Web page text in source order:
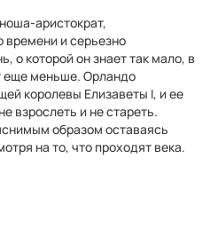
аристократ,
и серьезно
о которой он знает так мало, в
еще меньше. Орландо
королевы Елизаветы I, и ее
взрослеть и не стареть.
образом оставаясь
на то, что проходят века.